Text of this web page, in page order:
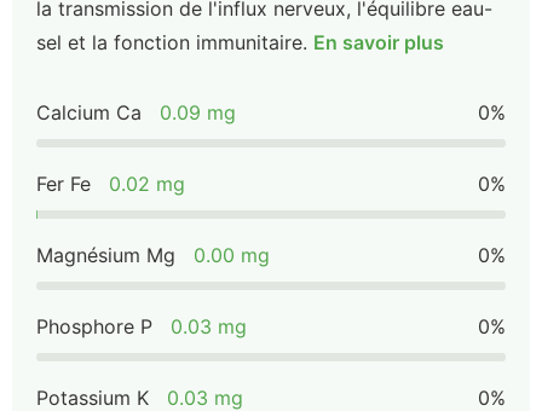
la transmission de l'influx nerveux, l'équilibre eau-
sel et la fonction immunitaire. En savoir plus
Calcium Ca 0.09 mg 0%
Fer Fe 0.02 mg 0%
Magnésium Mg 0.00 mg 0%
Phosphore P 0.03 mg 0%
Potassium K 0.03 mg 0%